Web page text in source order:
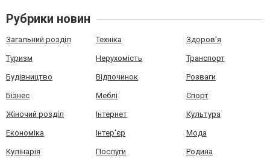
Рубрики новин
Загальний розділ Техніка Здоров'я
Туризм Нерухомість Транспорт
Будівництво Відпочинок Розваги
Бізнес Меблі Спорт
Жіночий розділ Інтернет Культура
Економіка Інтер'єр Мода
Кулінарія Послуги Родина